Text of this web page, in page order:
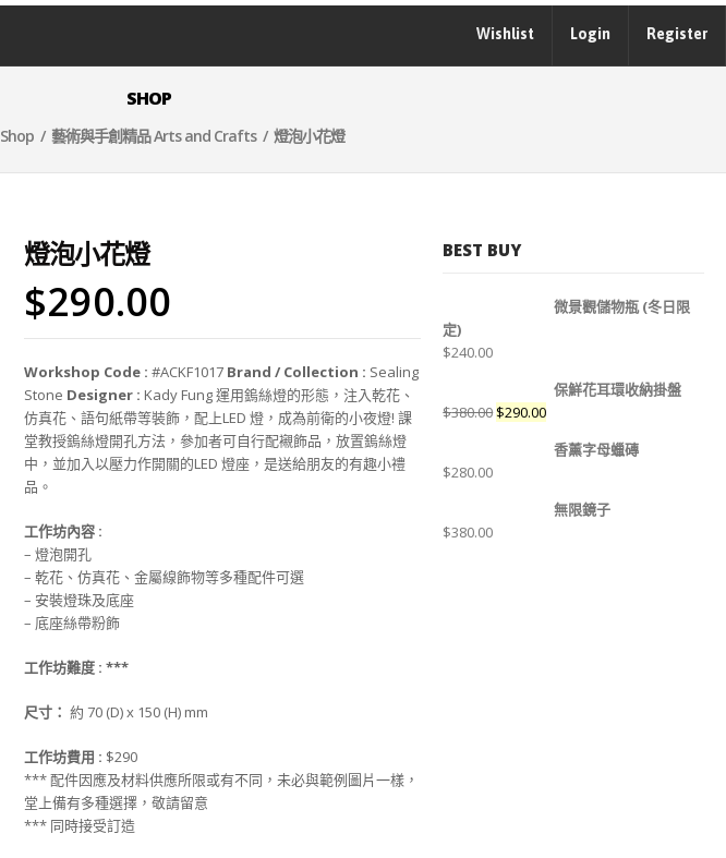
Wishlist Login Register
SHOP
Shop/ 藝術與手創精品 Arts and Crafts/ 燈泡小花燈
燈泡小花燈
$290.00
Workshop Code : #ACKF1017 Brand / Collection : Sealing
Stone Designer : Kady Fung 運用鎢絲燈的形態，注入乾花、
仿真花、語句紙帶等裝飾，配上LED 燈，成為前衛的小夜燈! 課
堂教授鎢絲燈開孔方法，參加者可自行配襯飾品，放置鎢絲燈
中，並加入以壓力作開關的LED 燈座，是送給朋友的有趣小禮
品。
工作坊內容:
– 燈泡開孔
– 乾花、仿真花、金屬線飾物等多種配件可選
– 安裝燈珠及底座
– 底座絲帶粉飾
工作坊難度: ***
尺寸： 約 70 (D) x 150 (H) mm
工作坊費用 : $290
*** 配件因應及材料供應所限或有不同，未必與範例圖片一樣，
堂上備有多種選擇，敬請留意
*** 同時接受訂造
BEST BUY
微景觀儲物瓶 (冬日限
定)
$240.00
保鮮花耳環收納掛盤
$380.00 $290.00
香薰字母蠟磚
$280.00
無限鏡子
$380.00